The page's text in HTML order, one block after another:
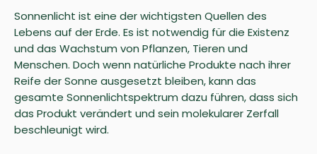
Sonnenlicht ist eine der wichtigsten Quellen des
Lebens auf der Erde. Es ist notwendig für die Existenz
und das Wachstum von Pflanzen, Tieren und
Menschen. Doch wenn natürliche Produkte nach ihrer
Reife der Sonne ausgesetzt bleiben, kann das
gesamte Sonnenlichtspektrum dazu führen, dass sich
das Produkt verändert und sein molekularer Zerfall
beschleunigt wird.